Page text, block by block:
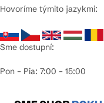
Hovoríme týmito jazykmi:
Sme dostupní:
Pon – Pia: 7:00 – 15:00